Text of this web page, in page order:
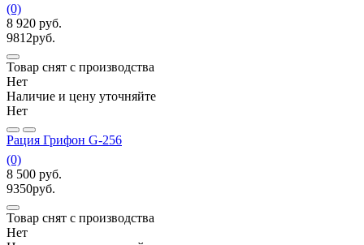
(0)
8 920 руб.
9812руб.
Товар снят с производства
Нет
Наличие и цену уточняйте
Нет
Рация Грифон G-256
(0)
8 500 руб.
9350руб.
Товар снят с производства
Нет